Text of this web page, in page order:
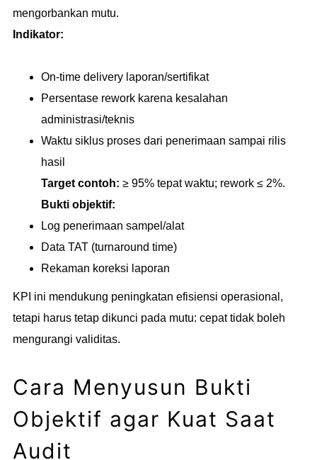
mengorbankan mutu.
Indikator:
On-time delivery laporan/sertifikat
Persentase rework karena kesalahan
administrasi/teknis
Waktu siklus proses dari penerimaan sampai rilis
hasil
Target contoh: ≥ 95% tepat waktu; rework ≤ 2%.
Bukti objektif:
Log penerimaan sampel/alat
Data TAT (turnaround time)
Rekaman koreksi laporan
KPI ini mendukung peningkatan efisiensi operasional,
tetapi harus tetap dikunci pada mutu: cepat tidak boleh
mengurangi validitas.
Cara Menyusun Bukti
Objektif agar Kuat Saat
Audit